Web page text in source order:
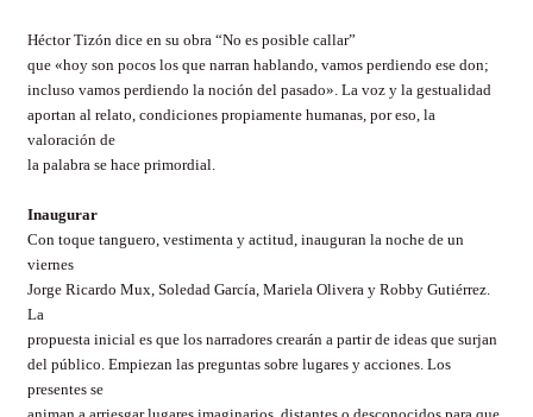
Héctor Tizón dice en su obra “No es posible callar”
que «hoy son pocos los que narran hablando, vamos perdiendo ese don;
incluso vamos perdiendo la noción del pasado». La voz y la gestualidad
aportan al relato, condiciones propiamente humanas, por eso, la
valoración de
la palabra se hace primordial.
Inaugurar
Con toque tanguero, vestimenta y actitud, inauguran la noche de un
viernes
Jorge Ricardo Mux, Soledad García, Mariela Olivera y Robby Gutiérrez.
La
propuesta inicial es que los narradores crearán a partir de ideas que surjan
del público. Empiezan las preguntas sobre lugares y acciones. Los
presentes se